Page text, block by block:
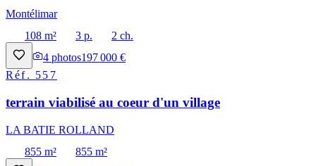
Montélimar
108 m²
3 p.
2 ch.
4 photos197 000 €
Réf. 557
terrain viabilisé au coeur d'un village
LA BATIE ROLLAND
855 m²
855 m²